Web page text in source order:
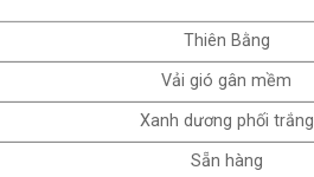
Thiên Bằng
Vải gió gân mềm
Xanh dương phối trắng
Sẵn hàng